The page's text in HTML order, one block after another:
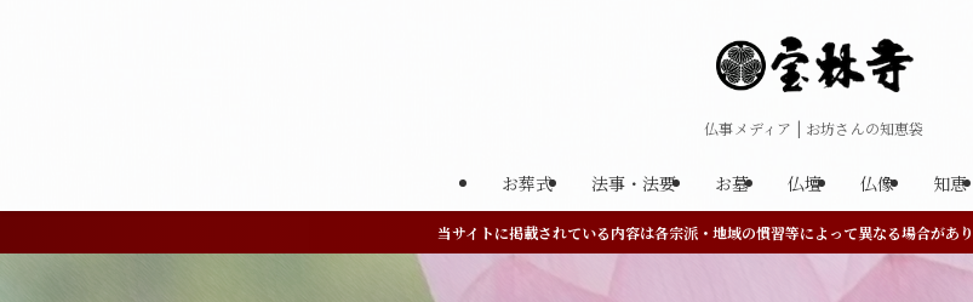
仏事メディア | お坊さんの知恵袋
お葬式 法事・法要 お墓 仏壇 仏像 知恵
当サイトに掲載されている内容は各宗派・地域の慣習等によって異なる場合があ